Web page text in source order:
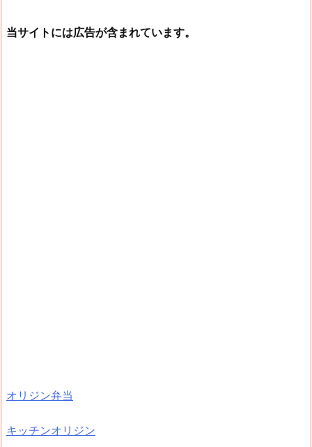
当サイトには広告が含まれています。
オリジン弁当
キッチンオリジン